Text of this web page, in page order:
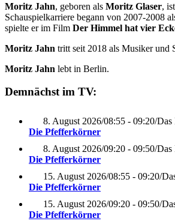
Moritz Jahn, geboren als Moritz Glaser,
Schauspielkarriere begann von 2007-2008
spielte er im Film Der Himmel hat vier
Moritz Jahn tritt seit 2018 als Musiker und
Moritz Jahn lebt in Berlin.
Demnächst im TV:
8. August 2026/08:55 - 09:20/Das
Die Pfefferkörner
8. August 2026/09:20 - 09:50/Das
Die Pfefferkörner
15. August 2026/08:55 - 09:20/
Die Pfefferkörner
15. August 2026/09:20 - 09:50/
Die Pfefferkörner